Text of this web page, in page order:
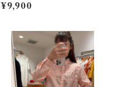
¥9,900